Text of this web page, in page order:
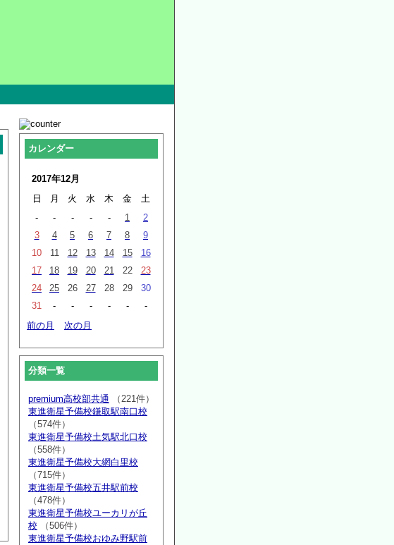
カレンダー
2017年12月
日
月 火 水 木 金
土
-
- - - - 1
2
3
4 5 6 7 8
9
10
11 12 13 14 15
16
17
18 19 20 21 22
23
24
25 26 27 28 29
30
31
- - - - -
-
前の月
次の月
分類一覧
premium高校部共通 （221件）
東進衛星予備校鎌取駅南口校
（574件）
東進衛星予備校土気駅北口校
（558件）
東進衛星予備校大網白里校
（715件）
東進衛星予備校五井駅前校
（478件）
東進衛星予備校ユーカリが丘
校 （506件）
東進衛星予備校おゆみ野駅前